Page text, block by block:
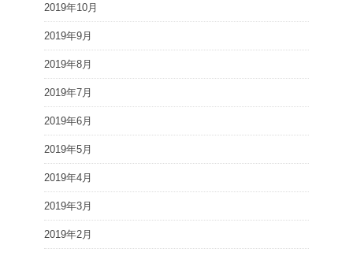
2019年10月
2019年9月
2019年8月
2019年7月
2019年6月
2019年5月
2019年4月
2019年3月
2019年2月